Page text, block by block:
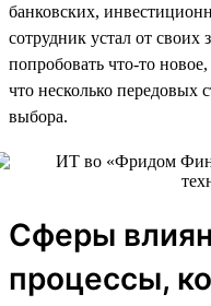
банковских,
сотрудник устал от своих
попробовать что-то
что несколько передовых
выбора.
Сферы
процессы,